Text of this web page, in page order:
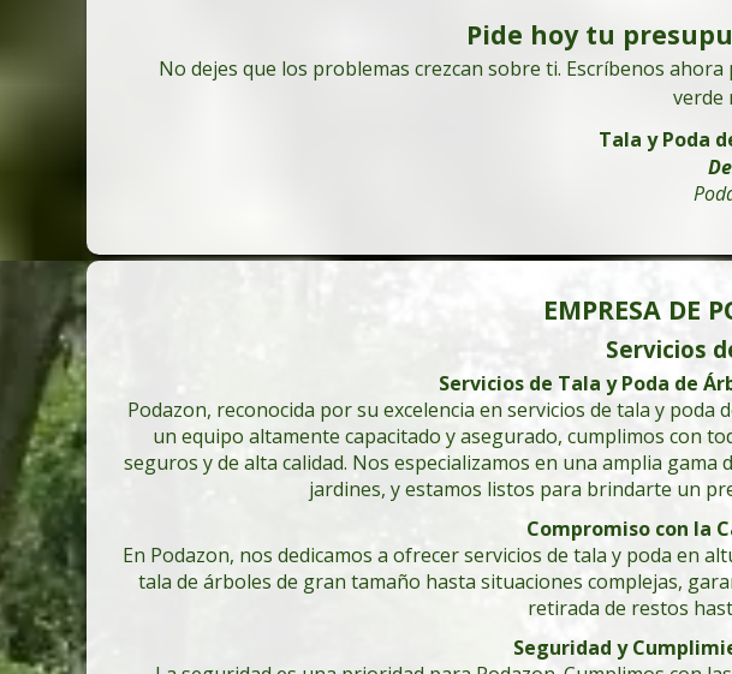
Pide hoy tu
No dejes que los problemas crezcan sobre ti. Escríbenos
verde
Tala y Poda
Árboles de
EMPRESA DE
Servicios
Servicios de Tala y Poda de
Podazon, reconocida por su excelencia en servicios de tala y
un equipo altamente capacitado y asegurado, cumplimos con
seguros y de alta calidad. Nos especializamos en una amplia
jardines, y estamos listos para brindarte un
Compromiso con la
En Podazon, nos dedicamos a ofrecer servicios de tala y poda en
tala de árboles de gran tamaño hasta situaciones complejas,
retirada de restos
Seguridad y